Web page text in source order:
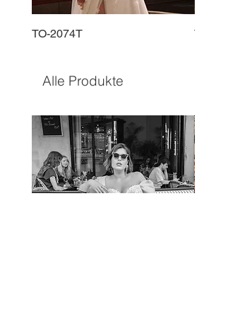
TO-2074T TO-
Alle Produkte